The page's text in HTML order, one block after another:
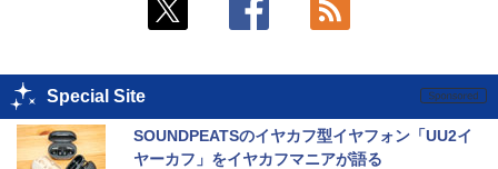
Special Site
SOUNDPEATSのイヤカフ型イヤフォン「UU2イ
ヤーカフ」をイヤカフマニアが語る